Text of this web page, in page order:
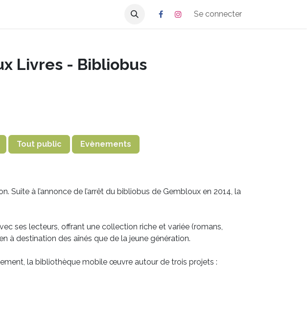
Se connecter
Livres - Bibliobus
Tout public Evènements
à l’annonce de l’arrêt du bibliobus de Gembloux en 2014, la
ses lecteurs, offrant une collection riche et variée (romans,
à destination des aînés que de la jeune génération.
la bibliothèque mobile œuvre autour de trois projets :